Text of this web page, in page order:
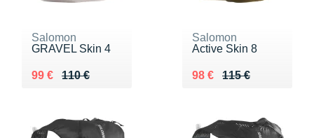
Salomon
GRAVEL Skin 4
110 €
Au lieu de 110 €
99 €
Vendu 99 €
Salomon
Active Skin 8
115 €
Au lieu de 115 €
98 €
Vendu 98 €